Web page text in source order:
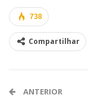
738
Compartilhar
ANTERIOR